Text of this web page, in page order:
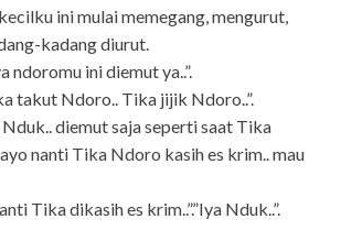
ini mulai memegang, mengurut,
kadang diurut.
ndoromu ini diemut ya..”.
takut Ndoro.. Tika jijik Ndoro..”.
diemut saja seperti saat Tika
nanti Tika Ndoro kasih es krim.. mau
Tika dikasih es krim..”.”Iya Nduk..”.